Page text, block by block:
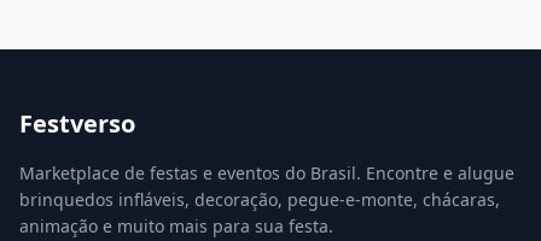
Festverso
Marketplace de festas e eventos do Brasil. Encontre e alugue
brinquedos infláveis, decoração, pegue-e-monte, chácaras,
animação e muito mais para sua festa.